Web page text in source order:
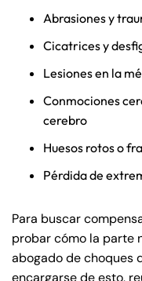
Abrasiones y
Cicatrices y
Lesiones en la
Conmociones
cerebro
Huesos rotos o
Pérdida de
Para buscar
probar cómo la parte
abogado de choques
encargarse de esto,
Answering
Enfield -
Answering